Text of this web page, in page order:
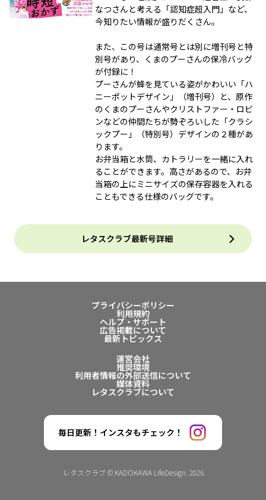
なつさんと考える「認知症超入門」など、
今知りたい情報が盛りだくさん。
また、この号は通常号とは別に増刊号と特
別号があり、くまのプーさんの保冷バッグ
が付録に！
プーさんが蜂を見ている姿がかわいい「ハ
ニーポットデザイン」（増刊号）と、原作
のくまのプーさんやクリストファー・ロビ
ンなどの仲間たちが勢ぞろいした「クラシ
ックプー」（特別号）デザインの２種があ
ります。
お弁当箱と水筒、カトラリーを一緒に入れ
ることができます。高さがあるので、お弁
当箱の上にミニサイズの保存容器を入れる
こともできる仕様のバッグです。
レタスクラブ最新号詳細
プライバシーポリシー
利用規約
ヘルプ・サポート
広告掲載について
最新トピックス
運営会社
推奨環境
利用者情報の外部送信について
媒体資料
レタスクラブについて
毎日更新！インスタもチェック！
レタスクラブ © KADOKAWA LifeDesign. 2026